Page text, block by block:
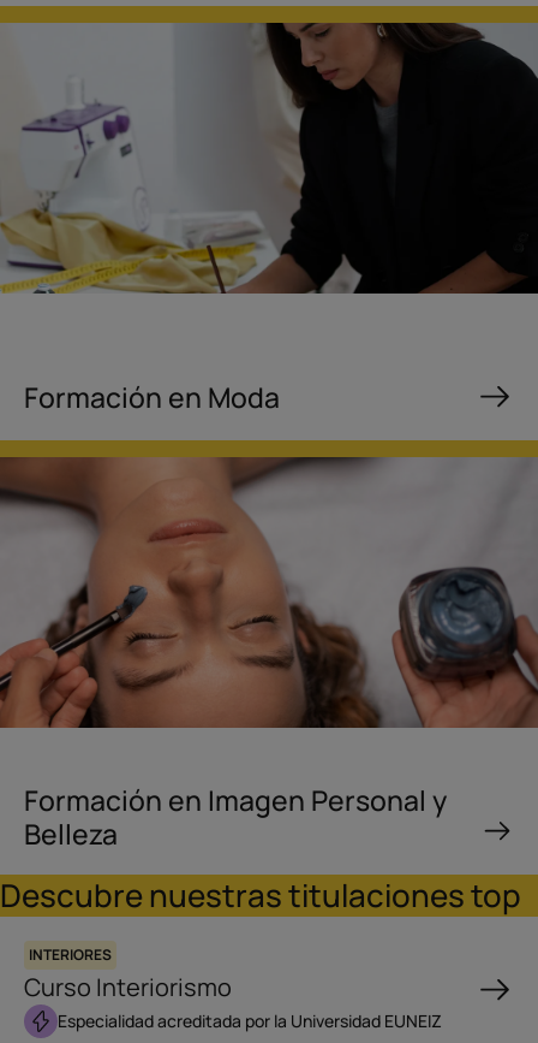
Formación en Moda
Formación en Imagen Personal y
Belleza
Descubre nuestras titulaciones top
INTERIORES
Curso Interiorismo
Especialidad acreditada por la Universidad EUNEIZ